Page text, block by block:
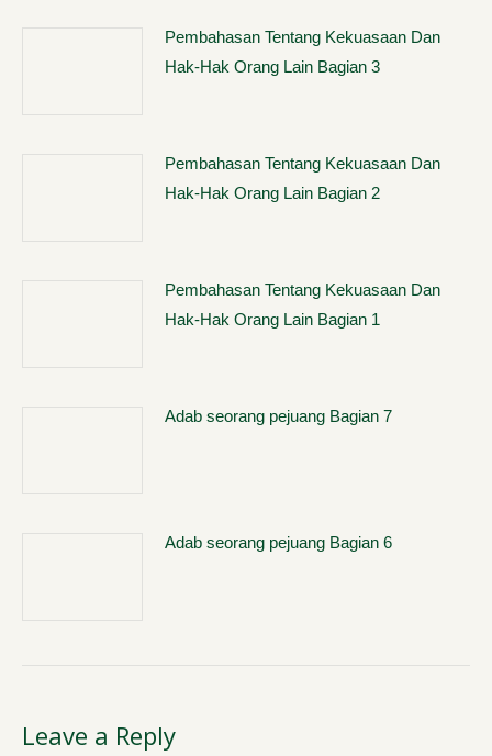
Pembahasan Tentang Kekuasaan Dan
Hak-Hak Orang Lain Bagian 3
Pembahasan Tentang Kekuasaan Dan
Hak-Hak Orang Lain Bagian 2
Pembahasan Tentang Kekuasaan Dan
Hak-Hak Orang Lain Bagian 1
Adab seorang pejuang Bagian 7
Adab seorang pejuang Bagian 6
Leave a Reply